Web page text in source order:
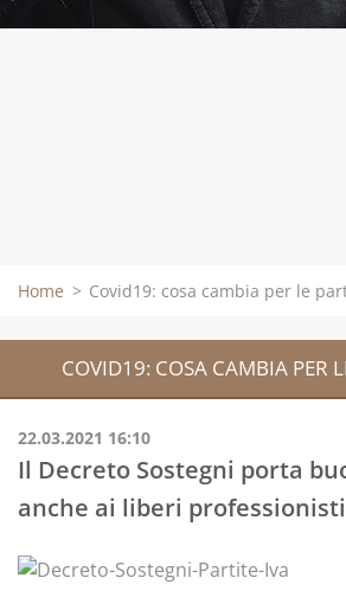
Home > Covid19: cosa cambia per le
COVID19: COSA CAMBIA PER
22.03.2021 16:10
Il Decreto Sostegni porta
anche ai liberi professionisti